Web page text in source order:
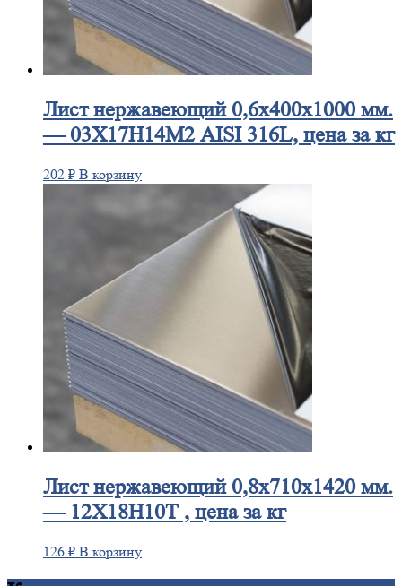
Листнержавеющий 0,6x400x1000 мм.
— 03Х17Н14М2 AISI 316L, цена за кг
202 ₽ В корзину
Листнержавеющий 0,8x710x1420 мм.
— 12Х18Н10Т , цена за кг
126 ₽ В корзину